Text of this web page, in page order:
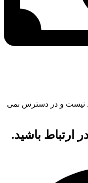
نیست و در دسترس نمی
ارتباط باشید.